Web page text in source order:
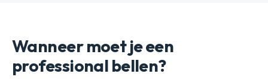
Wanneer moet je een
professional bellen?